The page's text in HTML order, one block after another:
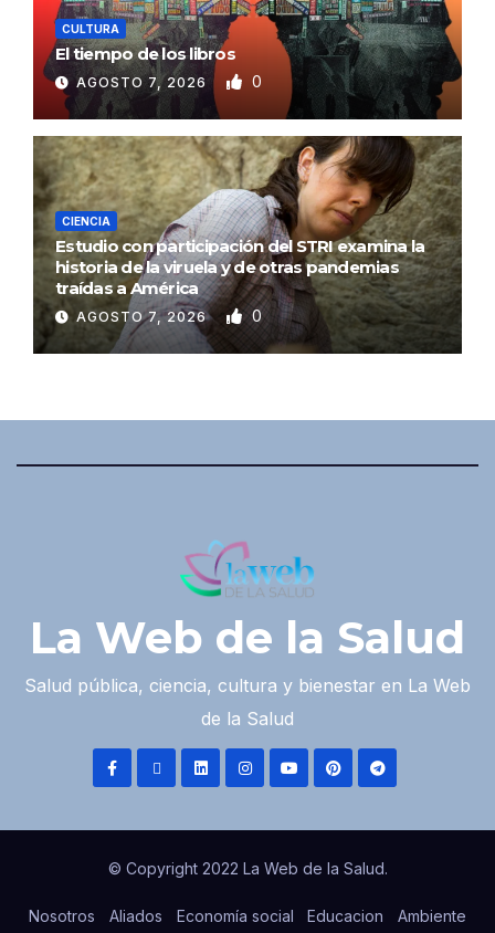
CULTURA
El tiempo de los libros
AGOSTO 7, 2026 0
CIENCIA
Estudio con participación del STRI examina la
historia de la viruela y de otras pandemias
traídas a América
AGOSTO 7, 2026 0
La Web de la Salud
Salud pública, ciencia, cultura y bienestar en La Web
de la Salud
© Copyright 2022 La Web de la Salud.
Nosotros Aliados Economía social Educacion Ambiente